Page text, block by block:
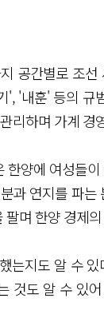
공간별로 조
', '내훈' 등의 규
리하며 가계 경
한양에 여성들
과 연지를 파
며 한양 경제
는지도 알 수
것도 알 수 있